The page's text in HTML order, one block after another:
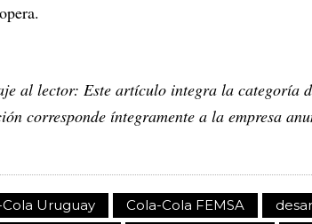
al lector: Este artículo integra la categoría
corresponde íntegramente a la empresa
Uruguay Cola-Cola FEMSA